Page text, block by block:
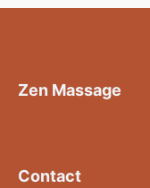
Zen Massage
Contact